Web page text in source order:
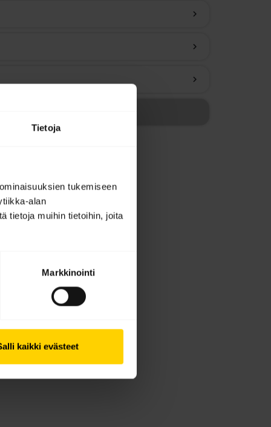
Tietoja
tukemiseen
alan
tietoja muihin tietoihin, joita
Markkinointi
kaikki evästeet
chevron_right
chevron_right
chevron_right